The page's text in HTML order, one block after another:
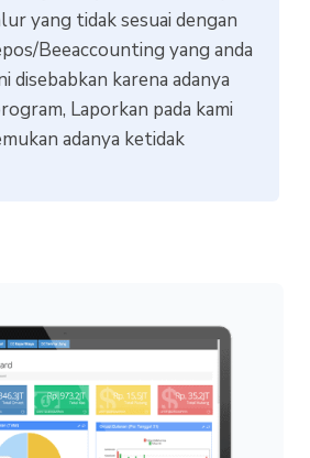
yang tidak sesuai dengan
Beeaccounting yang anda
disebabkan karena adanya
Laporkan pada kami
adanya ketidak